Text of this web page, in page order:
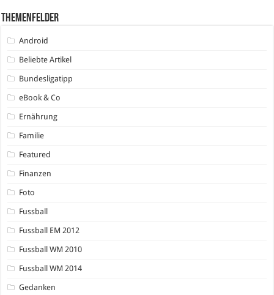
Themenfelder
Android
Beliebte Artikel
Bundesligatipp
eBook & Co
Ernährung
Familie
Featured
Finanzen
Foto
Fussball
Fussball EM 2012
Fussball WM 2010
Fussball WM 2014
Gedanken